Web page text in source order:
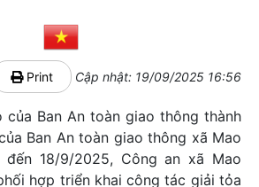
Print Cập nhật: 19/09/2025 16:56
của Ban An toàn giao thông thành
Ban An toàn giao thông xã Mao
18/9/2025, Công an xã Mao
hợp triển khai công tác giải tỏa